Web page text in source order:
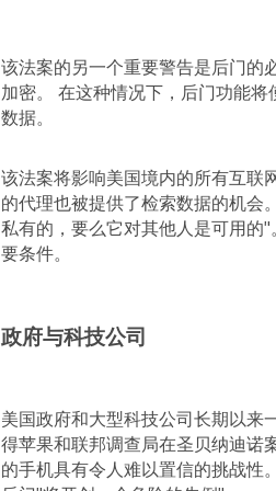
该法案的另一个重要警告是后门的
加密。 在这种情况下，后门功能
数据。
该法案将影响美国境内的所有互联
的代理也被提供了检索数据的机会
私有的，要么它对其他人是可用的
要条件。
政府与科技公司
美国政府和大型科技公司长期以来
得苹果和联邦调查局在圣贝纳迪诺
的手机具有令人难以置信的挑战性